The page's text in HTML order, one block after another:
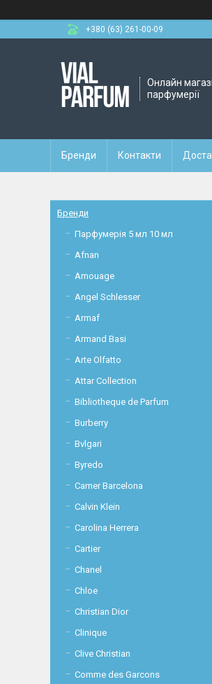
+380 (63) 261-00-09
Онлайн
парфумерії
Бренди Контакти
Бренди
Парфумерія 5 мл 10 мл
Afnan
Amouage
Angel Schlesser
Armaf
Armand Basi
Arte Olfatto
Attar Collection
Bibliotheque de Parfum
Burberry
Bvlgari
Byredo
Carner Barcelona
Calvin Klein
Carolina Herrera
Cartier
Chanel
Chloe
Christian Dior
Clinique
Clive Christian
Comme des Garcons